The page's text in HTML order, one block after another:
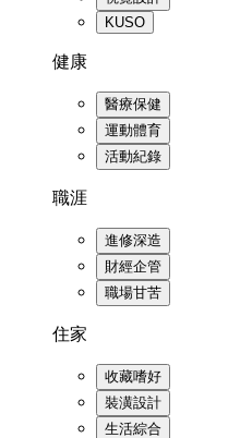
KUSO
健康
醫療保健
運動體育
活動紀錄
職涯
進修深造
財經企管
職場甘苦
住家
收藏嗜好
裝潢設計
生活綜合